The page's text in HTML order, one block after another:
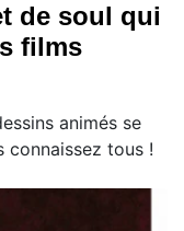
de soul qui
films
animés se
connaissez tous !